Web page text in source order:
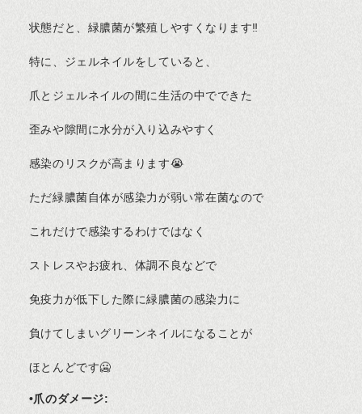
状態だと、緑膿菌が繁殖しやすくなります‼️
特に、ジェルネイルをしていると、
爪とジェルネイルの間に生活の中でできた
歪みや隙間に水分が入り込みやすく
感染のリスクが高まります😭
ただ緑膿菌自体が感染力が弱い常在菌なので
これだけで感染するわけではなく
ストレスやお疲れ、体調不良などで
免疫力が低下した際に緑膿菌の感染力に
負けてしまいグリーンネイルになることが
ほとんどです🥶
•爪のダメージ: